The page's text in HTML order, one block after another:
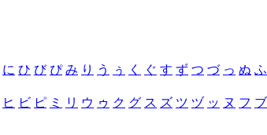
に ひ び ぴ み り う ぅ く ぐ す ず つ づ っ ぬ ふ
ヒ ビ ピ ミ リ ウ ゥ ク グ ス ズ ツ ヅ ッ ヌ フ ブ